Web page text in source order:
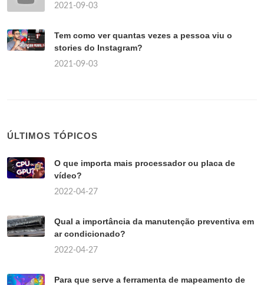
2021-09-03
Tem como ver quantas vezes a pessoa viu o
stories do Instagram?
2021-09-03
ÚLTIMOS TÓPICOS
O que importa mais processador ou placa de
vídeo?
2022-04-27
Qual a importância da manutenção preventiva em
ar condicionado?
2022-04-27
Para que serve a ferramenta de mapeamento de